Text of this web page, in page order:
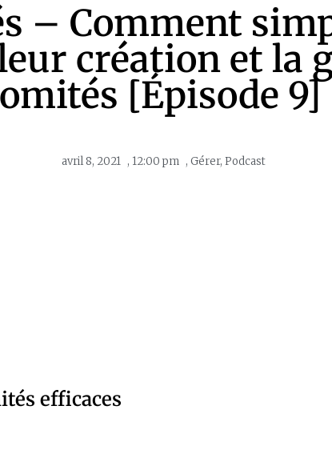
– Comment
création et la
[Épisode 9]
avril 8, 2021 , 12:00 pm , Gérer, Podcast
efficaces